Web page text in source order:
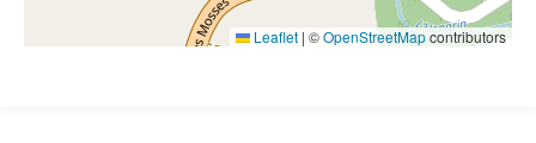
Leaflet | ©OpenStreetMapcontributors